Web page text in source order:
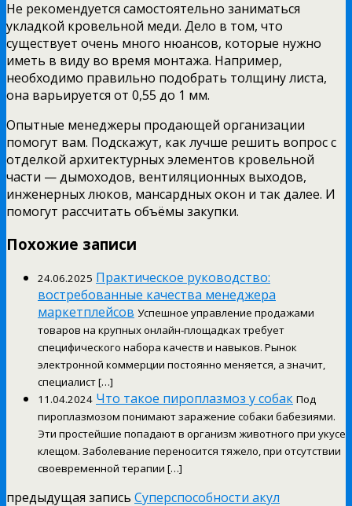
Не рекомендуется самостоятельно заниматься
укладкой кровельной меди. Дело в том, что
существует очень много нюансов, которые нужно
иметь в виду во время монтажа. Например,
необходимо правильно подобрать толщину листа,
она варьируется от 0,55 до 1 мм.
Опытные менеджеры продающей организации
помогут вам. Подскажут, как лучше решить вопрос с
отделкой архитектурных элементов кровельной
части — дымоходов, вентиляционных выходов,
инженерных люков, мансардных окон и так далее. И
помогут рассчитать объёмы закупки.
Похожие записи
24.06.2025 Практическое руководство:
востребованные качества менеджера
маркетплейсов Успешное управление продажами
товаров на крупных онлайн-площадках требует
специфического набора качеств и навыков. Рынок
электронной коммерции постоянно меняется, а значит,
специалист […]
11.04.2024 Что такое пироплазмоз у собак Под
пироплазмозом понимают заражение собаки бабезиями.
Эти простейшие попадают в организм животного при укусе
клещом. Заболевание переносится тяжело, при отсутствии
своевременной терапии […]
предыдущая запись Суперспособности акул